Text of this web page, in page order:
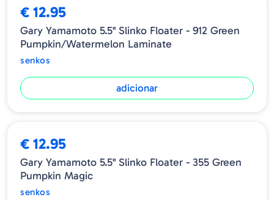
€ 12.95
Gary Yamamoto 5.5" Slinko Floater - 912 Green
Pumpkin/Watermelon Laminate
senkos
adicionar
€ 12.95
Gary Yamamoto 5.5" Slinko Floater - 355 Green
Pumpkin Magic
senkos